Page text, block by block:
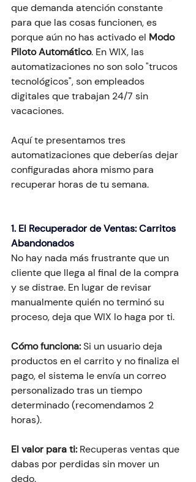
que demanda atención constante
para que las cosas funcionen, es
porque aún no has activado el Modo
Piloto Automático. En WIX, las
automatizaciones no son solo "trucos
tecnológicos", son empleados
digitales que trabajan 24/7 sin
vacaciones.
Aquí te presentamos tres
automatizaciones que deberías dejar
configuradas ahora mismo para
recuperar horas de tu semana.
1. El Recuperador de Ventas: Carritos
Abandonados
No hay nada más frustrante que un
cliente que llega al final de la compra
y se distrae. En lugar de revisar
manualmente quién no terminó su
proceso, deja que WIX lo haga por ti.
Cómo funciona: Si un usuario deja
productos en el carrito y no finaliza el
pago, el sistema le envía un correo
personalizado tras un tiempo
determinado (recomendamos 2
horas).
El valor para ti: Recuperas ventas que
dabas por perdidas sin mover un
dedo.